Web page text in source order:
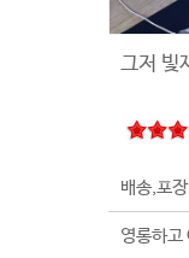
그저 빛